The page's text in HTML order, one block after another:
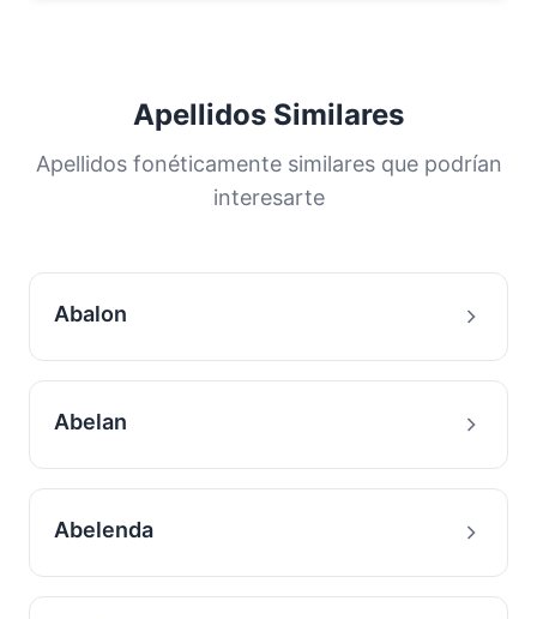
Apellidos Similares
Apellidos fonéticamente similares que podrían
interesarte
Abalon
Abelan
Abelenda